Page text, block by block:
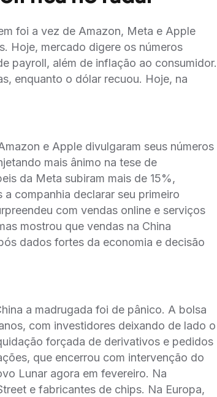
foi a vez de Amazon, Meta e Apple
Hoje, mercado digere os números
payroll, além de inflação ao consumidor.
enquanto o dólar recuou. Hoje, na
e Apple divulgaram seus números
mais ânimo na tese de
da Meta subiram mais de 15%,
companhia declarar seu primeiro
com vendas online e serviços
mostrou que vendas na China
dados fortes da economia e decisão
a madrugada foi de pânico. A bolsa
com investidores deixando de lado o
forçada de derivativos e pedidos
que encerrou com intervenção do
Lunar agora em fevereiro. Na
e fabricantes de chips. Na Europa,